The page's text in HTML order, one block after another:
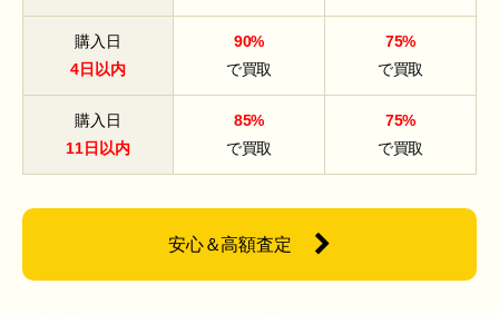
購入日
4日以内
90%
で買取
75%
で買取
購入日
11日以内
85%
で買取
75%
で買取
安心＆高額査定